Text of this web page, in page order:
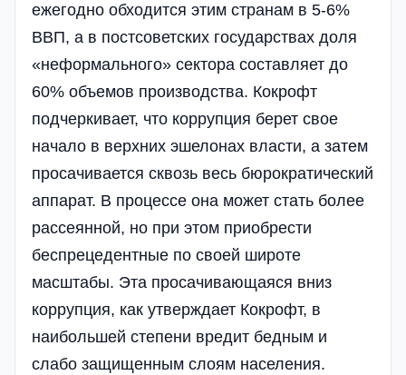
ежегодно обходится этим странам в 5-6%
ВВП, а в постсоветских государствах доля
«неформального» сектора составляет до
60% объемов производства. Кокрофт
подчеркивает, что коррупция берет свое
начало в верхних эшелонах власти, а затем
просачивается сквозь весь бюрократический
аппарат. В процессе она может стать более
рассеянной, но при этом приобрести
беспрецедентные по своей широте
масштабы. Эта просачивающаяся вниз
коррупция, как утверждает Кокрофт, в
наибольшей степени вредит бедным и
слабо защищенным слоям населения.